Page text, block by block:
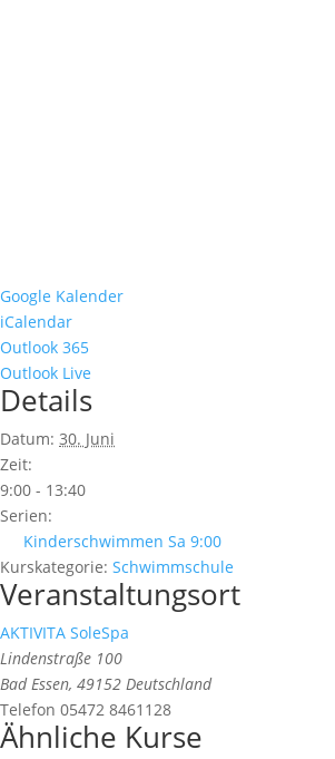
Google Kalender
iCalendar
Outlook 365
Outlook Live
Details
Datum: 30. Juni
Zeit:
9:00 - 13:40
Serien:
Kinderschwimmen Sa 9:00
Kurskategorie: Schwimmschule
Veranstaltungsort
AKTIVITA SoleSpa
Lindenstraße 100
Bad Essen, 49152 Deutschland
Telefon 05472 8461128
Ähnliche Kurse